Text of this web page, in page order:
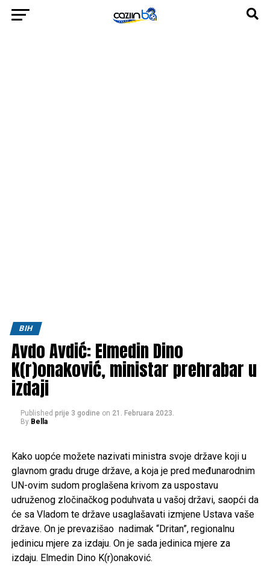
BIH
Avdo Avdić: Elmedin Dino
K(r)onaković, ministar prehrabar u
izdaji
Published prije 3 godine on 21. Februara 2023.
By Bella
Kako uopće možete nazivati ministra svoje države koji u
glavnom gradu druge države, a koja je pred međunarodnim
UN-ovim sudom proglašena krivom za uspostavu
udruženog zločinačkog poduhvata u vašoj državi, saopći da
će sa Vladom te države usaglašavati izmjene Ustava vaše
države. On je prevazišao nadimak “Dritan”, regionalnu
jedinicu mjere za izdaju. On je sada jedinica mjere za
izdaju. Elmedin Dino K(r)onaković.